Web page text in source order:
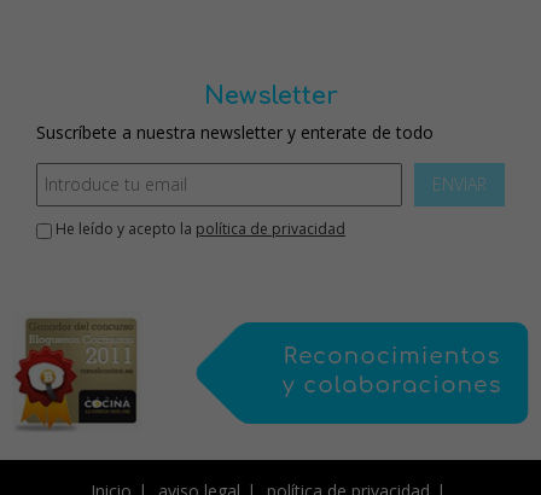
Newsletter
Suscríbete a nuestra newsletter y enterate de todo
ENVIAR
He leído y acepto la política de privacidad